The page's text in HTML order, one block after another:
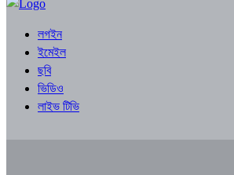
লগইন
ইমেইল
ছবি
ভিডিও
লাইভ টিভি